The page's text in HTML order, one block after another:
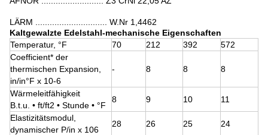
LÄRM .............................. W.Nr 1,4462
Kaltgewalzte Edelstahl-mechanische Eigenschaften
Temperatur, °F
70 212 392
572
Coefficient* der
thermischen Expansion,
in/in°F x 10-6
- 8 8 8
Wärmeleitfähigkeit
B.t.u. • ft/ft2 • Stunde • °F
8 9 10
11
Elastizitätsmodul,
dynamischer P/in x 106
28 26 25
24